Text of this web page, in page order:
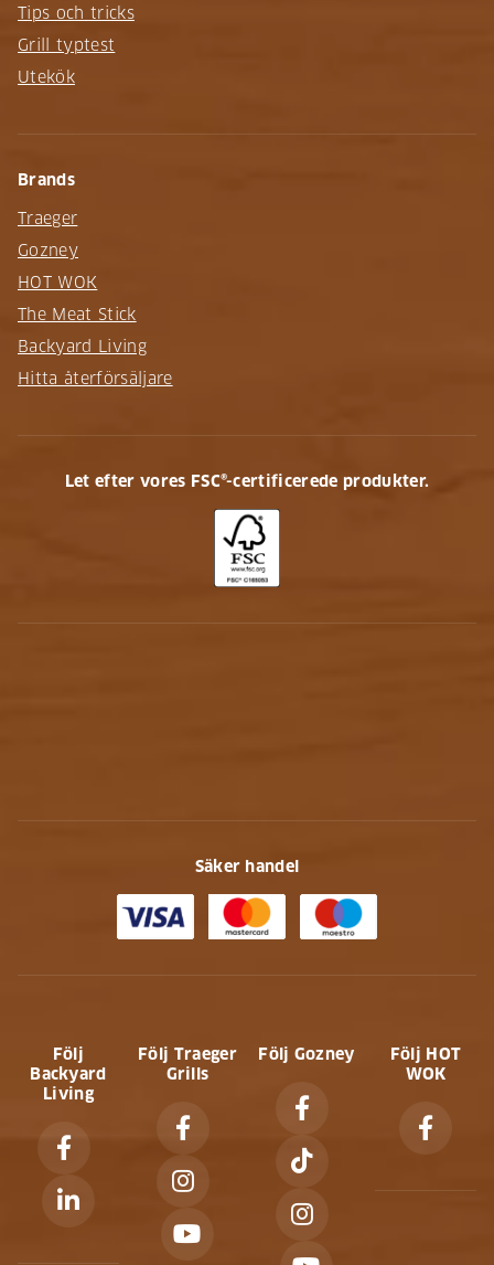
Tips och tricks
Grill typtest
Utekök
Brands
Traeger
Gozney
HOT WOK
The Meat Stick
Backyard Living
Hitta återförsäljare
Let efter vores FSC®-certificerede produkter.
Säker handel
Följ
Backyard
Living
Följ Traeger
Grills
Följ Gozney
Följ HOT
WOK